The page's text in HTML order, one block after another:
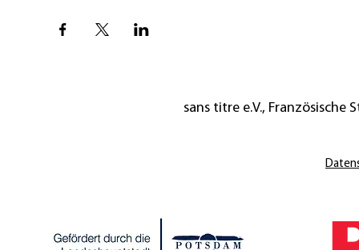
sans titre e.V., Französische